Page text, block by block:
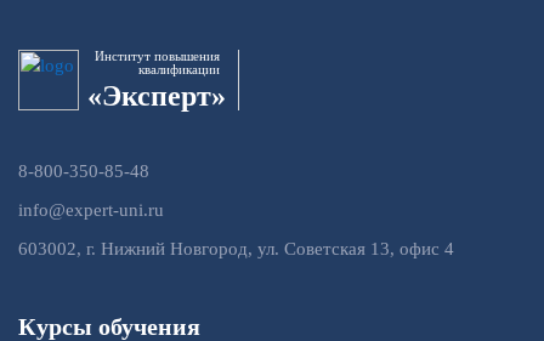
Институт повышения
квалификации
«Эксперт»
8-800-350-85-48
info@expert-uni.ru
603002, г. Нижний Новгород, ул. Советская 13, офис 4
Курсы обучения